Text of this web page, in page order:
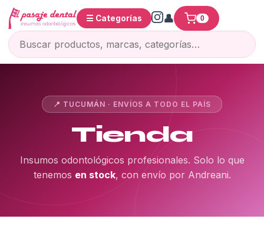
☰ Categorías 0
📍 TUCUMÁN · ENVÍOS A TODO EL PAÍS
Tienda
Insumos odontológicos profesionales. Solo lo que
tenemos en stock, con envío por Andreani.